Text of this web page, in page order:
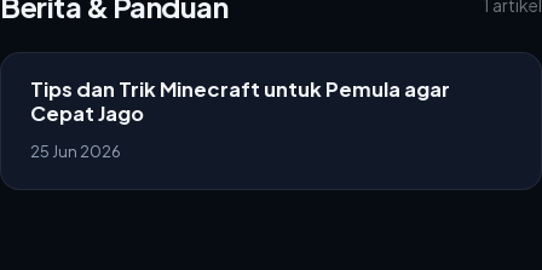
1 artikel
Tips dan Trik Minecraft untuk Pemula agar
Cepat Jago
25 Jun 2026